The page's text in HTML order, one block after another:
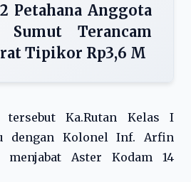
Petahana Anggota
Sumut Terancam
Tipikor Rp3,6 M
tersebut Ka.Rutan Kelas I
dengan Kolonel Inf. Arfin
menjabat Aster Kodam 14